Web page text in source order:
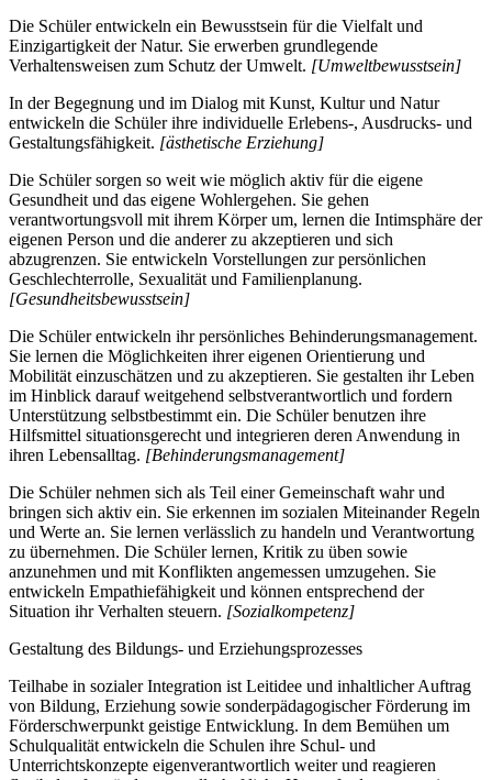
Die Schüler entwickeln ein Bewusstsein für die Vielfalt und
Einzigartigkeit der Natur. Sie erwerben grundlegende
Verhaltensweisen zum Schutz der Umwelt. [Umweltbewusstsein]
In der Begegnung und im Dialog mit Kunst, Kultur und Natur
entwickeln die Schüler ihre individuelle Erlebens-, Ausdrucks- und
Gestaltungsfähigkeit. [ästhetische Erziehung]
Die Schüler sorgen so weit wie möglich aktiv für die eigene
Gesundheit und das eigene Wohlergehen. Sie gehen
verantwortungsvoll mit ihrem Körper um, lernen die Intimsphäre der
eigenen Person und die anderer zu akzeptieren und sich
abzugrenzen. Sie entwickeln Vorstellungen zur persönlichen
Geschlechterrolle, Sexualität und Familienplanung.
[Gesundheitsbewusstsein]
Die Schüler entwickeln ihr persönliches Behinderungsmanagement.
Sie lernen die Möglichkeiten ihrer eigenen Orientierung und
Mobilität einzuschätzen und zu akzeptieren. Sie gestalten ihr Leben
im Hinblick darauf weitgehend selbstverantwortlich und fordern
Unterstützung selbstbestimmt ein. Die Schüler benutzen ihre
Hilfsmittel situationsgerecht und integrieren deren Anwendung in
ihren Lebensalltag. [Behinderungsmanagement]
Die Schüler nehmen sich als Teil einer Gemeinschaft wahr und
bringen sich aktiv ein. Sie erkennen im sozialen Miteinander Regeln
und Werte an. Sie lernen verlässlich zu handeln und Verantwortung
zu übernehmen. Die Schüler lernen, Kritik zu üben sowie
anzunehmen und mit Konflikten angemessen umzugehen. Sie
entwickeln Empathiefähigkeit und können entsprechend der
Situation ihr Verhalten steuern. [Sozialkompetenz]
Gestaltung des Bildungs- und Erziehungsprozesses
Teilhabe in sozialer Integration ist Leitidee und inhaltlicher Auftrag
von Bildung, Erziehung sowie sonderpädagogischer Förderung im
Förderschwerpunkt geistige Entwicklung. In dem Bemühen um
Schulqualität entwickeln die Schulen ihre Schul- und
Unterrichtskonzepte eigenverantwortlich weiter und reagieren